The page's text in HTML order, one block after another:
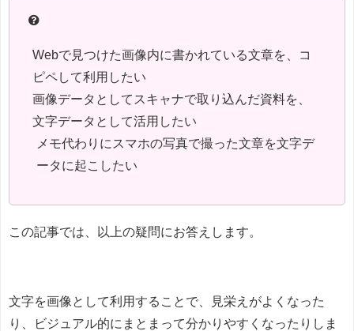
Webで見つけた画像内に書かれている文章を、コ
ピペして利用したい
画像データとしてスキャナで取り込んだ資料を、
文字データとして活用したい
メモ代わりにスマホの写真で撮った文章を文字デ
ータに起こしたい
この記事では、以上の疑問にお答えします。
文字を画像として利用することで、見栄えがよくなった
り、ビジュアル的にまとまって分かりやすくなったりしま